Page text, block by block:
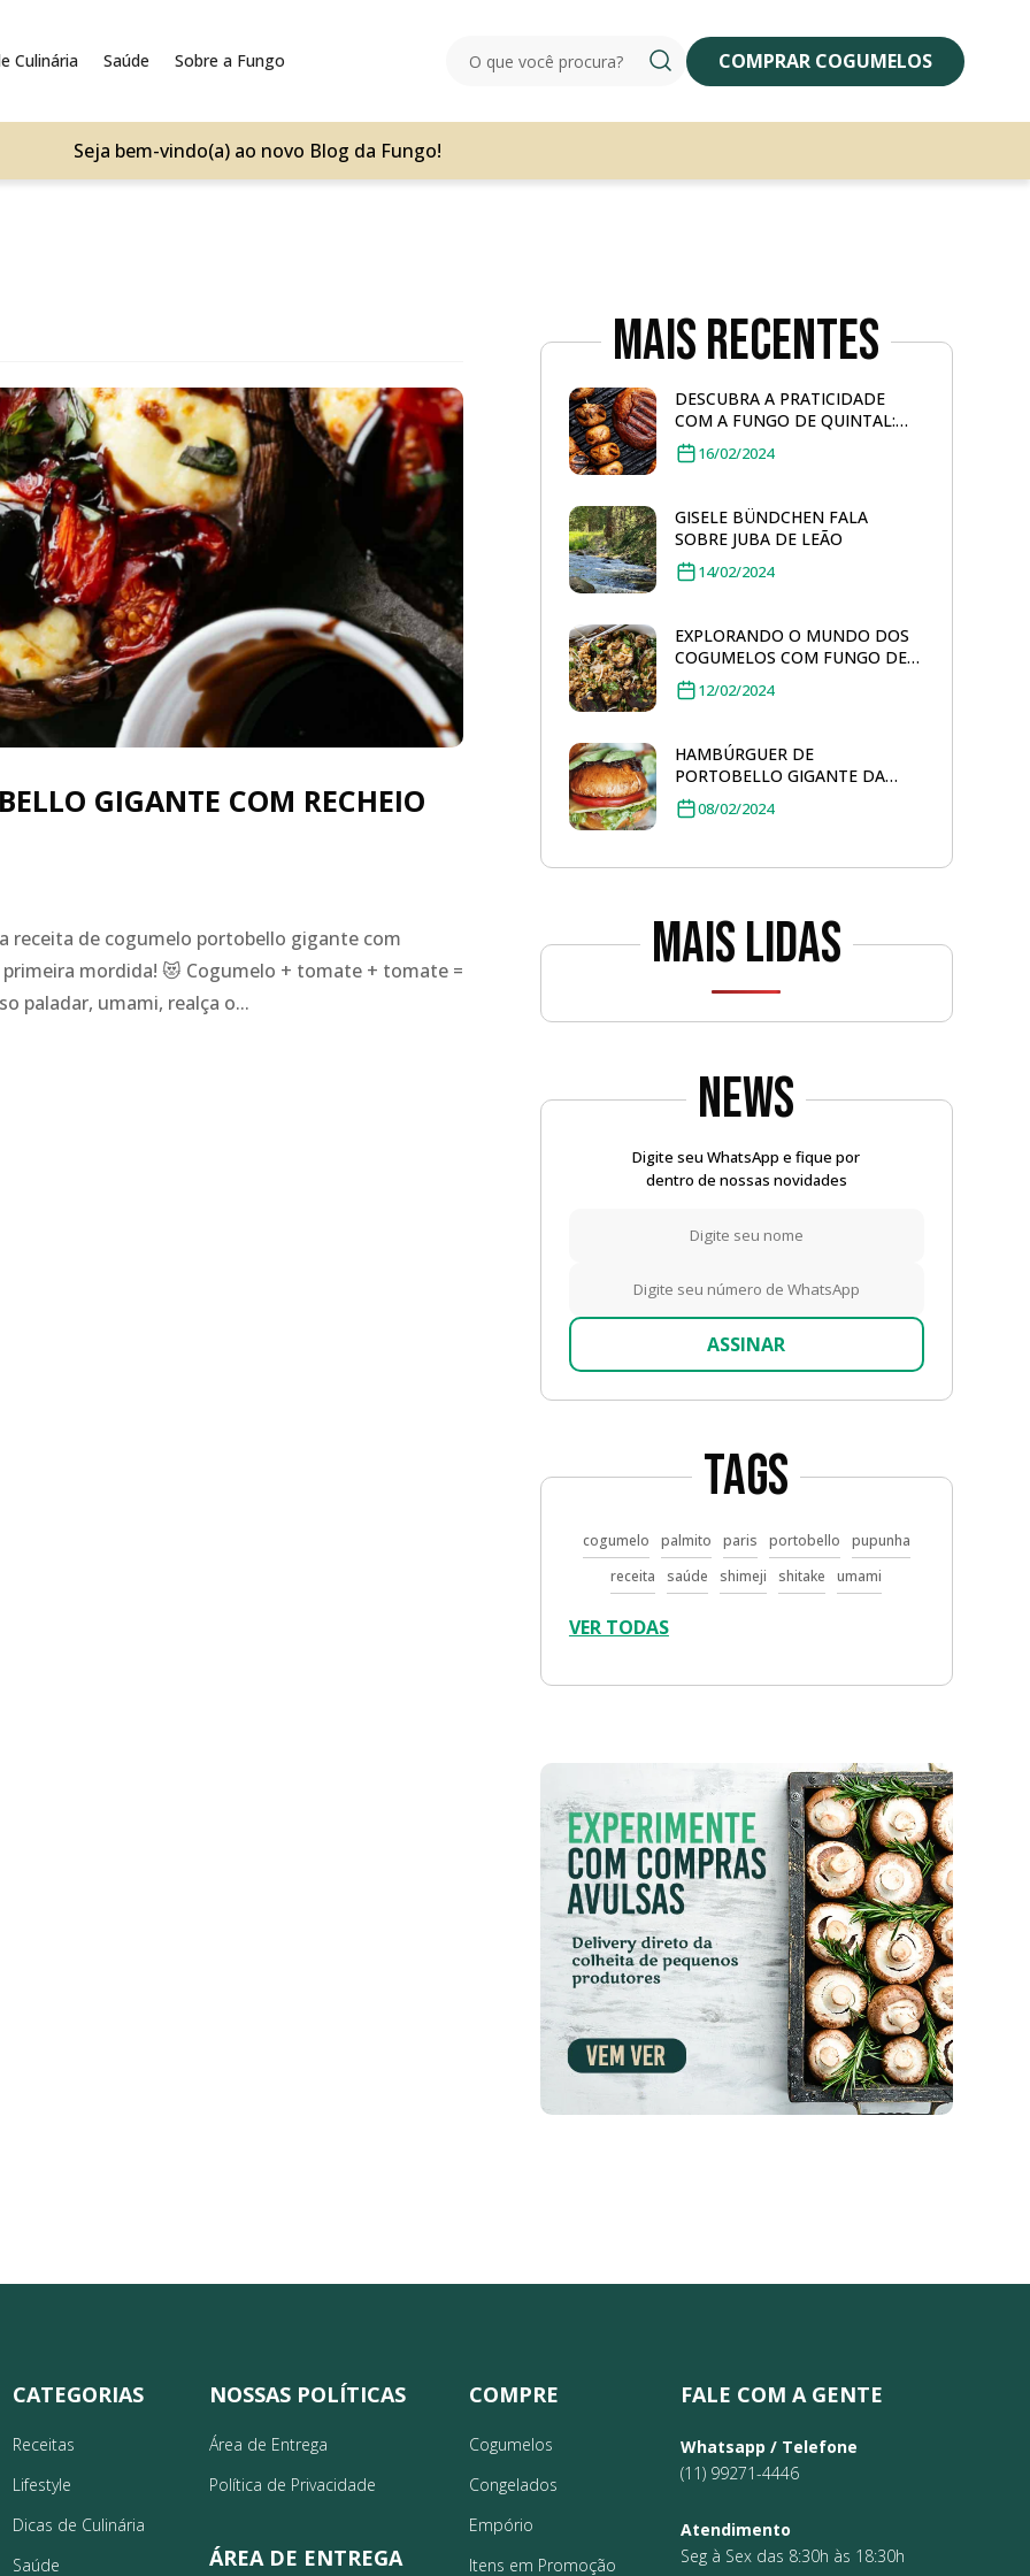
Culinária Saúde Sobre a Fungo COMPRAR COGUMELOS
Seja bem-vindo(a) ao novo Blog da Fungo!
GIGANTE COM RECHEIO
receita de cogumelo portobello gigante com
mordida! 😻 Cogumelo + tomate + tomate =
paladar, umami, realça o...
Mais Recentes
DESCUBRA A PRATICIDADE
COM A FUNGO DE QUINTAL:
COGUMELO PORTOBELLO
GRELHADO
16/02/2024
GISELE BÜNDCHEN FALA
SOBRE JUBA DE LEÃO
14/02/2024
EXPLORANDO O MUNDO DOS
COGUMELOS COM FUNGO DE
QUINTAL: SALADA DE FARRO
TOSTADO
12/02/2024
HAMBÚRGUER DE
PORTOBELLO GIGANTE DA
FUNGO DE QUINTAL
08/02/2024
Mais lidas
News
Digite seu WhatsApp e fique por
dentro de nossas novidades
ASSINAR
Tags
cogumelo palmito paris portobello
pupunha
receita
saúde shimeji shitake umami
VER TODAS
CATEGORIAS
Receitas
Lifestyle
Dicas de Culinária
Saúde
NOSSAS POLÍTICAS
Área de Entrega
Política de Privacidade
ÁREA DE ENTREGA
COMPRE
Cogumelos
Congelados
Empório
Itens em Promoção
FALE COM A GENTE
Whatsapp / Telefone
(11) 99271-4446
Atendimento
Seg à Sex das 8:30h às 18:30h